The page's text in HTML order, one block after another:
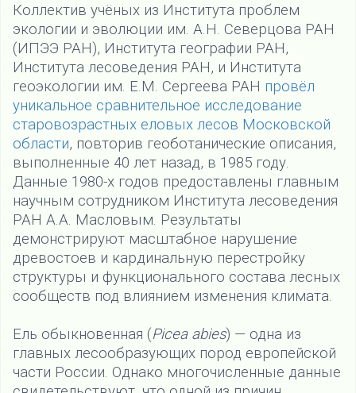
Коллектив учёных из Института проблем
экологии и эволюции им. А.Н. Северцова РАН
(ИПЭЭ РАН), Института географии РАН,
Института лесоведения РАН, и Института
геоэкологии им. Е.М. Сергеева РАН провёл
уникальное сравнительное исследование
старовозрастных еловых лесов Московской
области, повторив геоботанические описания,
выполненные 40 лет назад, в 1985 году.
Данные 1980-х годов предоставлены главным
научным сотрудником Института лесоведения
РАН А.А. Масловым. Результаты
демонстрируют масштабное нарушение
древостоев и кардинальную перестройку
структуры и функционального состава лесных
сообществ под влиянием изменения климата.
Ель обыкновенная (Picea abies) — одна из
главных лесообразующих пород европейской
части России. Однако многочисленные данные